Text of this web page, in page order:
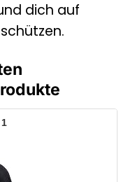
dich auf
1